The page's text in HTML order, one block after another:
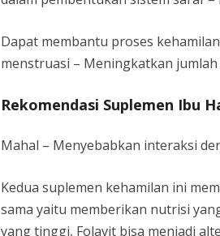
Dapat membantu proses
menstruasi – Meningkatkan
Rekomendasi Suplemen Ibu
Mahal – Menyebabkan interaksi
Kedua suplemen kehamilan ini
sama yaitu memberikan nutrisi
yang tinggi, Folavit bisa menjadi